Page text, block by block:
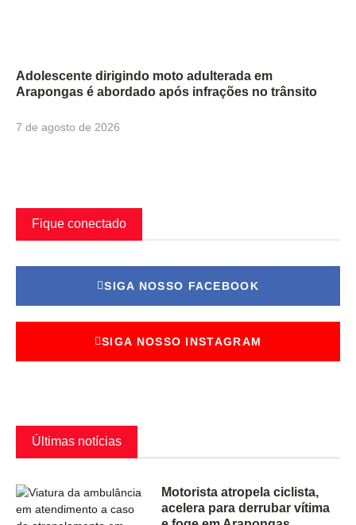
Adolescente dirigindo moto adulterada em
Arapongas é abordado após infrações no trânsito
7 de agosto de 2026
Fique conectado
SIGA NOSSO FACEBOOK
SIGA NOSSO INSTAGRAM
Últimas notícias
Motorista atropela ciclista,
acelera para derrubar vítima